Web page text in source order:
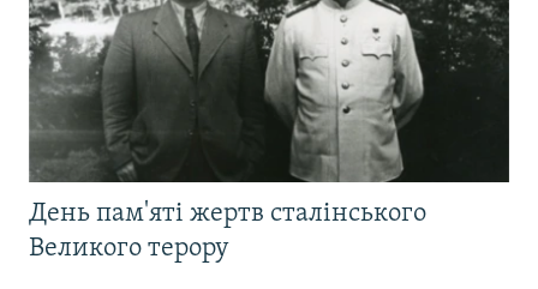
День пам'яті жертв сталінського
Великого терору